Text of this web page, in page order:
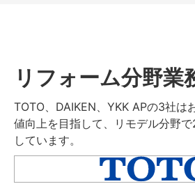
リフォーム分野業
TOTO、DAIKEN、YKK APの3社は
値向上を目指して、リモデル分野
しています。